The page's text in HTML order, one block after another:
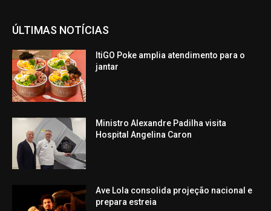
ÚLTIMAS NOTÍCIAS
ItiGO Poke amplia atendimento para o
jantar
Ministro Alexandre Padilha visita
Hospital Angelina Caron
Ave Lola consolida projeção nacional e
prepara estreia